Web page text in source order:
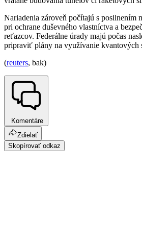
Nariadenia zároveň počítajú s posilnením
pri ochrane duševného vlastníctva a
reťazcov. Federálne úrady majú počas
pripraviť plány na využívanie kvantových
(reuters, bak)
Komentáre
Zdielať
Skopírovať odkaz